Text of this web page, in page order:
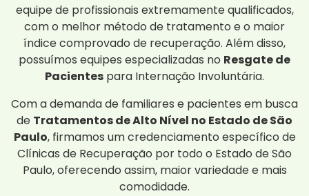
equipe de profissionais extremamente qualificados,
com o melhor método de tratamento e o maior
índice comprovado de recuperação. Além disso,
possuímos equipes especializadas no Resgate de
Pacientes para Internação Involuntária.
Com a demanda de familiares e pacientes em busca
de Tratamentos de Alto Nível no Estado de São
Paulo, firmamos um credenciamento específico de
Clínicas de Recuperação por todo o Estado de São
Paulo, oferecendo assim, maior variedade e mais
comodidade.